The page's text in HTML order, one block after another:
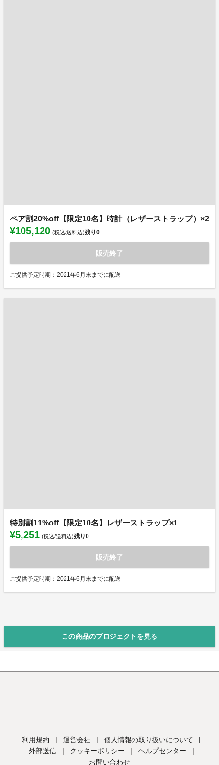
ペア割20%off【限定10名】時計（レザーストラップ）×2
¥105,120 (税込/送料込)残り0
販売終了
ご提供予定時期：2021年6月末までに配送
特別割11%off【限定10名】レザーストラップ×1
¥5,251 (税込/送料込)残り0
販売終了
ご提供予定時期：2021年6月末までに配送
この商品のプロジェクトを見る
利用規約 | 運営会社 | 個人情報の取り扱いについて
|
外部送信
| クッキーポリシー | ヘルプセンター
|
お問い合わせ